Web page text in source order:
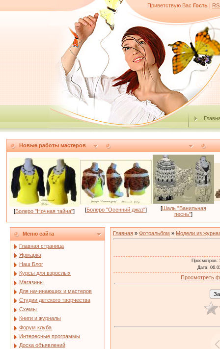
Приветствую Вас Гость |
Новые работы мастеров
[Болеро "Ночная тайна"] [Болеро "Осенний джаз"] [Шаль "Ванильная
песнь"]
Меню сайта
Главная страница
Ярмарка
Наш Блог
Курсы для взрослых
Магазины
Для начинающих и мастеров
Студии детского творчества
Схемы
Книги и журналы
Форум клуба
Интересные программы
Доска объявлений
Главная » Фотоальбом » Модели из
Просмотров:
Дата:
Просмотреть